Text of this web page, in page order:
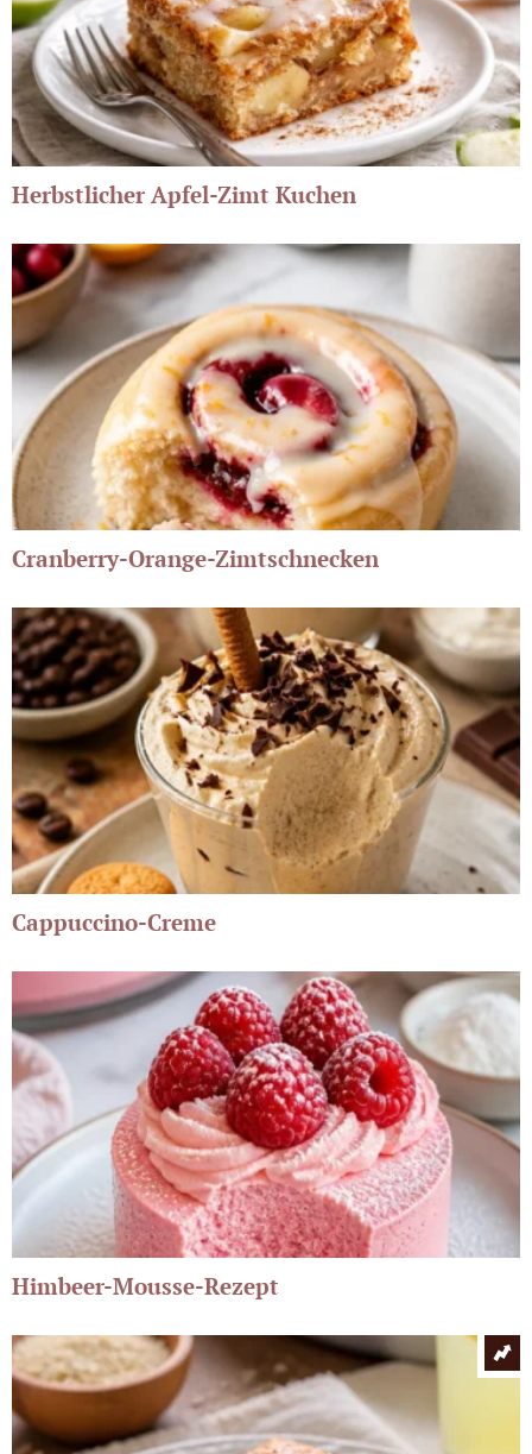
Herbstlicher Apfel-Zimt Kuchen
Cranberry-Orange-Zimtschnecken
Cappuccino-Creme
Himbeer-Mousse-Rezept